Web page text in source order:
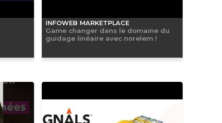
INFOWEB MARKETPLACE
Game changer dans le domaine du
guidage linéaire avec norelem !